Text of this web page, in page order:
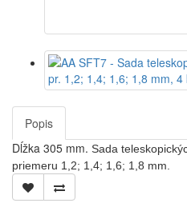
Popis
Dĺžka 305 mm. Sada
priemeru 1,2; 1,4; 1,6; 1,8 mm.